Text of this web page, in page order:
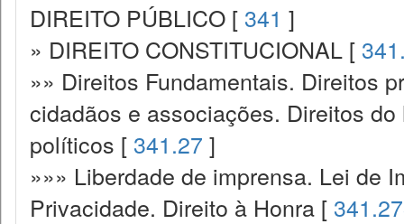
DIREITO PÚBLICO [ 341 ]
» DIREITO CONSTITUCIONAL [
»» Direitos Fundamentais. Direitos
cidadãos e associações. Direitos
políticos [ 341.27 ]
»»» Liberdade de imprensa. Lei de
Privacidade. Direito à Honra [